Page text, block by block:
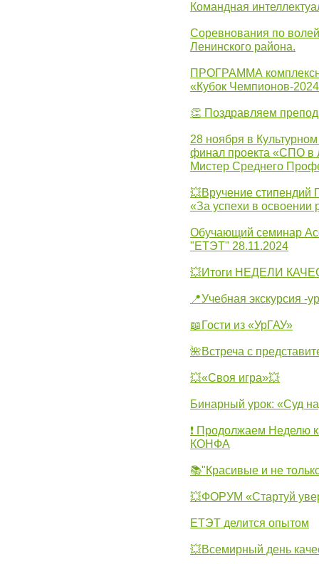
Командная
Соревнования по
Ленинского района.
ПРОГРАММА
«Кубок Чемпионов-
👏 Поздравляем
28 ноября в
финал проекта «СПО в
Мистер Среднего
💥Вручение стипендий
«За успехи в освоении
Обучающий семинар
"ЕТЭТ" 28.11.2024
💥Итоги НЕДЕЛИ
📍Учебная экскурсия -
📖Гости из «УрГАУ»
🌺Встреча с
💥«Своя игра»💥
Бинарный урок: «Суд
❗ Продолжаем Неделю
КОНФА
📚"Красивые и не
💥ФОРУМ «Стартуй
ЕТЭТ делится опытом
💥Всемирный день